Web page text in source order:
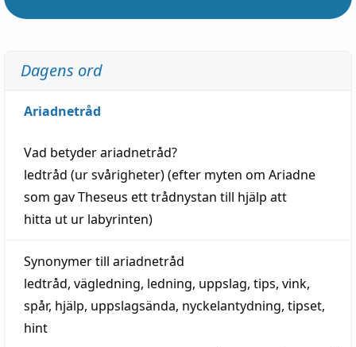
Dagens ord
Ariadnetråd
Vad betyderariadnetråd?
ledtråd (ur svårigheter) (efter myten om Ariadne
som gav Theseus ett trådnystan till hjälp att
hitta ut ur labyrinten)
Synonymer till ariadnetråd
ledtråd, vägledning, ledning, uppslag, tips, vink,
spår, hjälp, uppslagsända, nyckelantydning, tipset,
hint